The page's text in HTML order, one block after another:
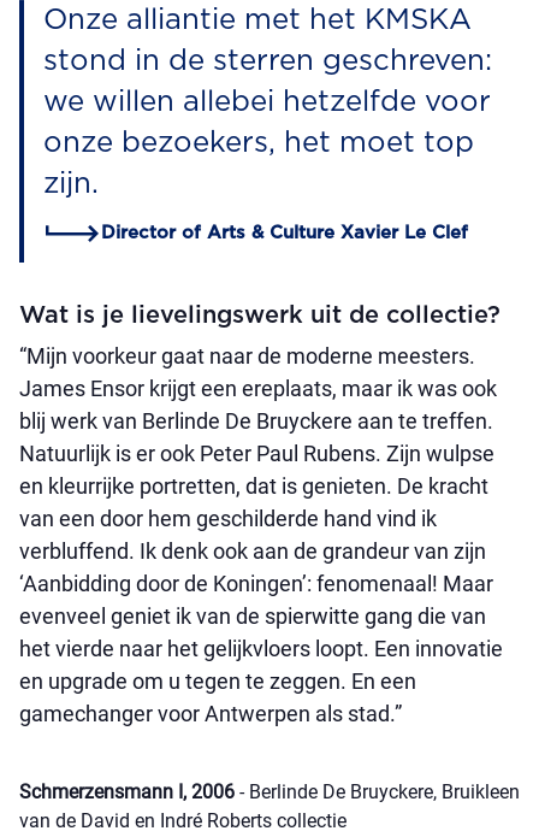
Onze alliantie met het KMSKA
stond in de sterren geschreven:
we willen allebei hetzelfde voor
onze bezoekers, het moet top
zijn.
Director of Arts & Culture Xavier Le Clef
Wat is je lievelingswerk uit de collectie?
“Mijn voorkeur gaat naar de moderne meesters.
James Ensor krijgt een ereplaats, maar ik was ook
blij werk van Berlinde De Bruyckere aan te treffen.
Natuurlijk is er ook Peter Paul Rubens. Zijn wulpse
en kleurrijke portretten, dat is genieten. De kracht
van een door hem geschilderde hand vind ik
verbluffend. Ik denk ook aan de grandeur van zijn
‘Aanbidding door de Koningen’: fenomenaal! Maar
evenveel geniet ik van de spierwitte gang die van
het vierde naar het gelijkvloers loopt. Een innovatie
en upgrade om u tegen te zeggen. En een
gamechanger voor Antwerpen als stad.”
Schmerzensmann I, 2006 - Berlinde De Bruyckere, Bruikleen
van de David en Indré Roberts collectie